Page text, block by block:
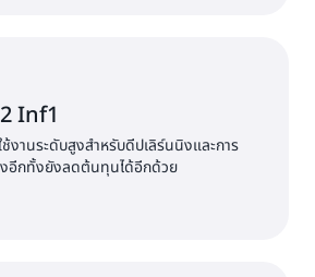
Inf1
งานระดับสูงสำหรับดีปเลิร์นนิงและการ
อีกทั้งยังลดต้นทุนได้อีกด้วย